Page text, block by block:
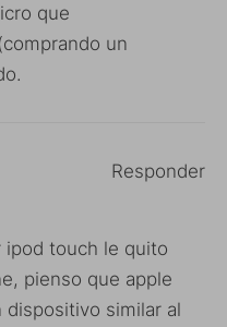
que
un
ipod touch le quito
pienso que apple
dispositivo similar al
Responder